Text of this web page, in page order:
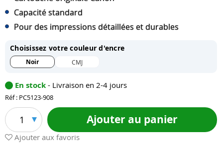
Capacité standard
Pour des impressions détaillées et durables
Choisissez votre couleur d'encre
Noir CMJ
En stock - Livraison en 2-4 jours
Réf : PC5123-908
1 Ajouter au panier
Ajouter aux favoris